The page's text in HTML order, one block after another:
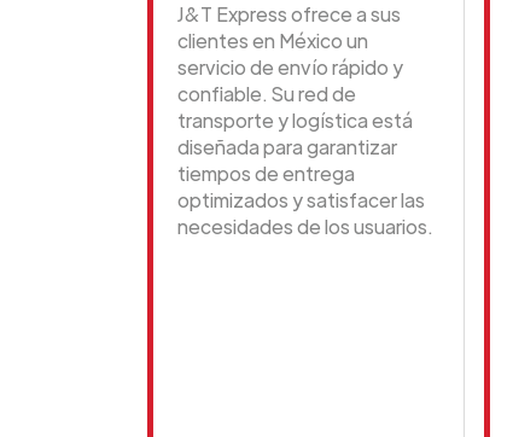
J&T Express ofrece a sus
clientes en México un
servicio de envío rápido y
confiable. Su red de
transporte y logística está
diseñada para garantizar
tiempos de entrega
optimizados y satisfacer las
necesidades de los usuarios.